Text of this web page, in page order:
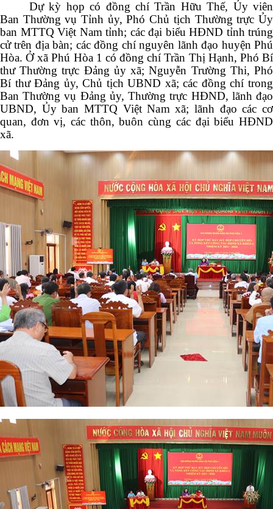
Dự kỳ họp có đồng chí Trần Hữu Thế, Ủy viên
Ban Thường vụ Tỉnh ủy, Phó Chủ tịch Thường trực Ủy
ban MTTQ Việt Nam tỉnh; các đại biểu HĐND tỉnh trúng
cử trên địa bàn; các đồng chí nguyên lãnh đạo huyện Phú
Hòa. Ở xã Phú Hòa 1 có đồng chí Trần Thị Hạnh, Phó Bí
thư Thường trực Đảng ủy xã; Nguyễn Trường Thi, Phó
Bí thư Đảng ủy, Chủ tịch UBND xã; các đồng chí trong
Ban Thường vụ Đảng ủy, Thường trực HĐND, lãnh đạo
UBND, Ủy ban MTTQ Việt Nam xã; lãnh đạo các cơ
quan, đơn vị, các thôn, buôn cùng các đại biểu HĐND
xã.